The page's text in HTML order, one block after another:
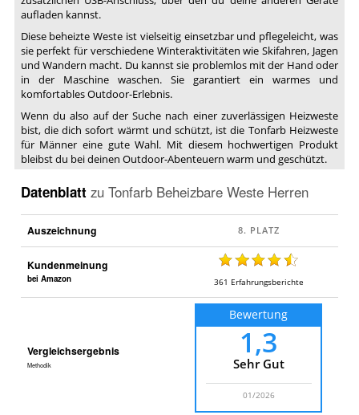
aufladen kannst.
Diese beheizte Weste ist vielseitig einsetzbar und pflegeleicht, was
sie perfekt für verschiedene Winteraktivitäten wie Skifahren, Jagen
und Wandern macht. Du kannst sie problemlos mit der Hand oder
in der Maschine waschen. Sie garantiert ein warmes und
komfortables Outdoor-Erlebnis.
Wenn du also auf der Suche nach einer zuverlässigen Heizweste
bist, die dich sofort wärmt und schützt, ist die Tonfarb Heizweste
für Männer eine gute Wahl. Mit diesem hochwertigen Produkt
bleibst du bei deinen Outdoor-Abenteuern warm und geschützt.
Datenblatt zu Tonfarb Beheizbare Weste Herren
Auszeichnung
Kundenmeinung
bei Amazon 361 Erfahrungsberichte
Vergleichsergebnis
Methodik
Bewertung
1,3
Sehr Gut
01/2026